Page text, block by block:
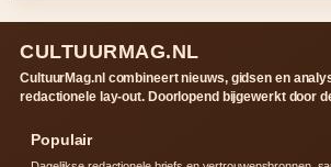
CULTUURMAG.NL
CultuurMag.nl combineert nieuws, gidsen en
redactionele lay-out. Doorlopend bijgewerkt door
Populair